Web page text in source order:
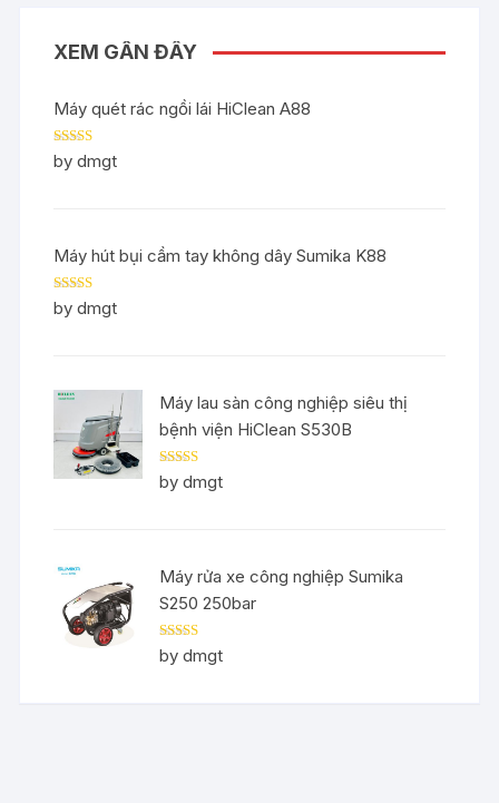
XEM GẦN ĐÂY
Máy quét rác ngồi lái HiClean A88
Rated5out
of 5
by dmgt
Máy hút bụi cầm tay không dây Sumika K88
Rated5out
of 5
by dmgt
Máy lau sàn công nghiệp siêu thị
bệnh viện HiClean S530B
Rated5out
of 5
by dmgt
Máy rửa xe công nghiệp Sumika
S250 250bar
Rated5out
of 5
by dmgt